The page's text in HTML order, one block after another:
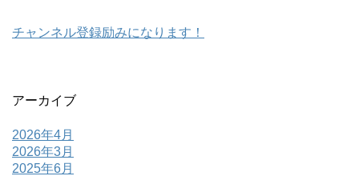
チャンネル登録励みになります！
アーカイブ
2026年4月
2026年3月
2025年6月